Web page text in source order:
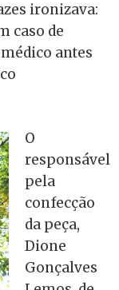
ironizava:
caso de
antes
O
responsável
pela
confecção
da peça,
Dione
Gonçalves